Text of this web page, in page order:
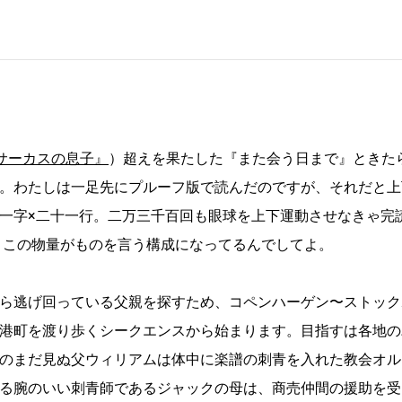
ーカスの息子』 ）超えを果たした『また会う日まで』ときた
わたしは一足先にプルーフ版で読んだのですが、それだと
字×二十一行。二万三千百回も眼球を上下運動させなきゃ完
の物量がものを言う構成になってるんでしてよ。
逃げ回っている父親を探すため、コペンハーゲン〜ストッ
町を渡り歩くシークエンスから始まります。目指すは各地
まだ見ぬ父ウィリアムは体中に楽譜の刺青を入れた教会オ
腕のいい刺青師であるジャックの母は、商売仲間の援助を